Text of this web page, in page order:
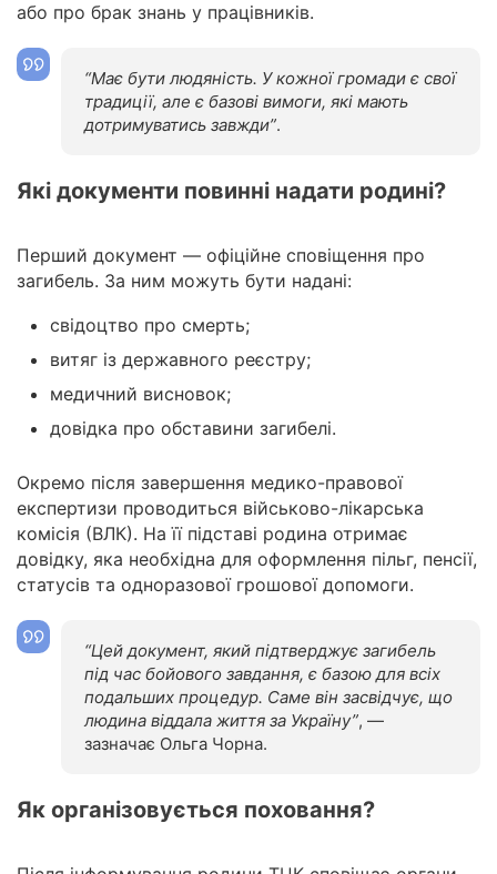
або про брак знань у працівників.
“Має бути людяність. У кожної громади є свої
традиції, але є базові вимоги, які мають
дотримуватись завжди”.
Які документи повинні надати родині?
Перший документ — офіційне сповіщення про
загибель. За ним можуть бути надані:
свідоцтво про смерть;
витяг із державного реєстру;
медичний висновок;
довідка про обставини загибелі.
Окремо після завершення медико-правової
експертизи проводиться військово-лікарська
комісія (ВЛК). На її підставі родина отримає
довідку, яка необхідна для оформлення пільг, пенсії,
статусів та одноразової грошової допомоги.
“Цей документ, який підтверджує загибель
під час бойового завдання, є базою для всіх
подальших процедур. Саме він засвідчує, що
людина віддала життя за Україну”, —
зазначає Ольга Чорна.
Як організовується поховання?